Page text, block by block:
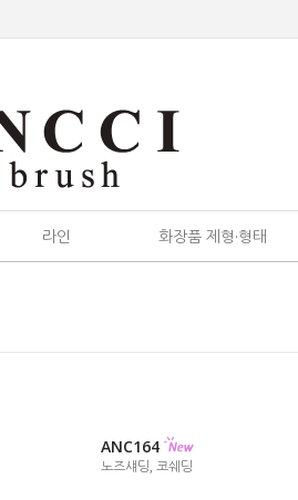
라인 화장품 제형·형태
ANC164
노즈섀딩, 코쉐딩